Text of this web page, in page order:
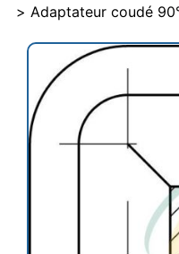
Adaptateur coudé